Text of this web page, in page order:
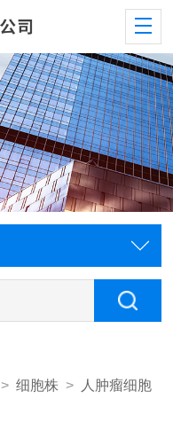
>细胞株 > 人肿瘤细胞